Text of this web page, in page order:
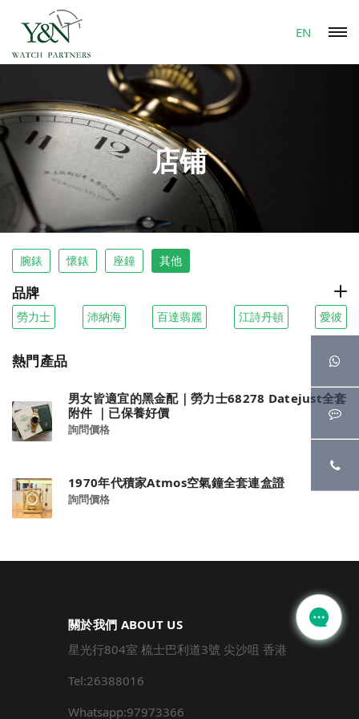
EN
店铺
腕錶 懷錶 座鐘 其他
品牌
勞力士 沛納海 百達翡麗 江詩丹頓 愛彼
熱門產品
男女皆適宜的黑金配｜勞力士68278 Datejust全套
附件 ｜已保養好價
詢問價格
1970年代積家Atmos空氣鐘全套連盒證
詢問價格
關於我們 ABOUT US
星光行804室 梳士巴利道3號 尖沙咀 香港
Tel:26388016
Whatsapp:97973366